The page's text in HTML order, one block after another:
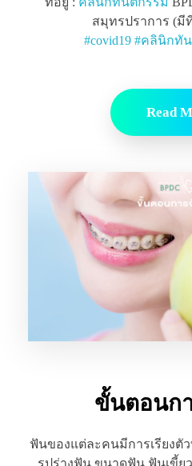
สมุทรปราการ (มี
#covid19 #คลินิกทัน
Read
ขั้นตอนก
ฟันของแต่ละคนมีการเรียงตั
รูปร่างฟัน ขนาดฟัน ฟันเขี้ย